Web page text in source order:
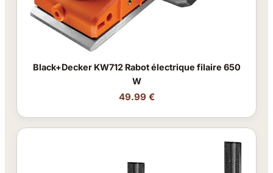
Black+Decker KW712 Rabot électrique filaire 650
W
49.99 €